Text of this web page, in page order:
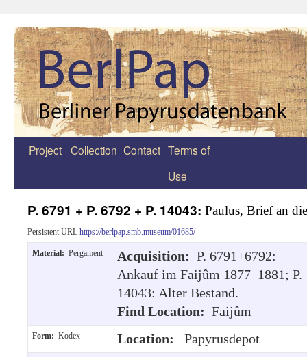
Zum
Project Collection Contact Terms of
Use
P. 6791 + P. 6792 + P. 14043: Paulus, Brief an
Persistent URL https://berlpap.smb.museum/01685/
Material: Pergament Acquisition: P. 6791+6792:
Ankauf im Faijûm 1877–1881; P.
14043: Alter Bestand.
Find Location: Faijûm
Form: Kodex Location: Papyrusdepot